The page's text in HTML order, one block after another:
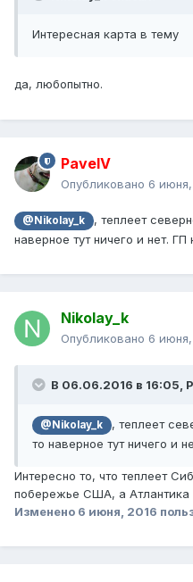
Интересная карта в тему
да, любопытно.
PavelV
Опубликовано 6 июня,
@Nikolay_k
, теплеет
наверное тут ничего и нет.
Nikolay_k
Опубликовано 6 июня,
В 06.06.2016 в 16:05,
@Nikolay_k
, теплеет
то наверное тут ничего и
Интересно то, что теплеет
побережье США, а Атлантика
Изменено 6 июня, 2016